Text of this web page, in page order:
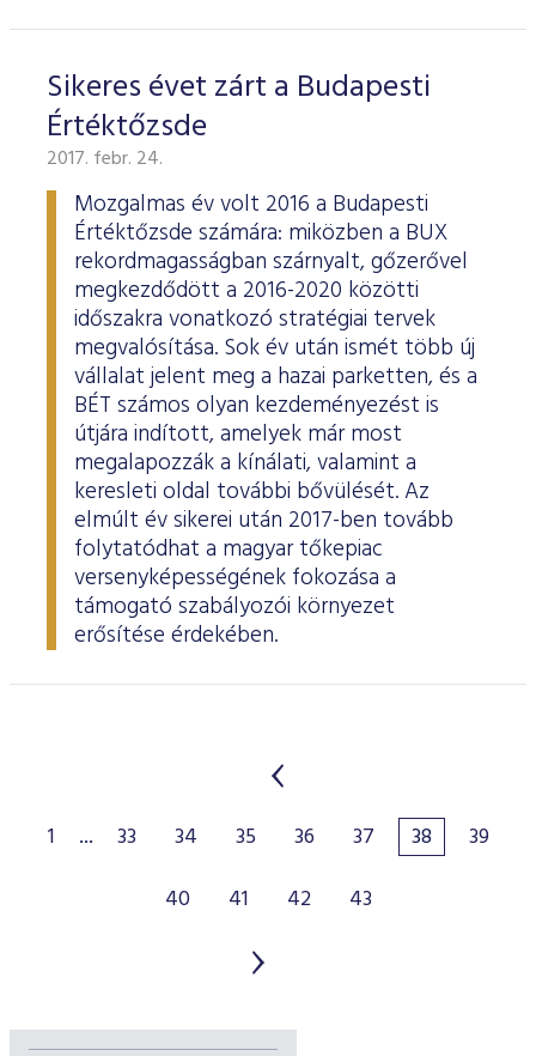
Sikeres évet zárt a Budapesti
Értéktőzsde
2017. febr. 24.
Mozgalmas év volt 2016 a Budapesti
Értéktőzsde számára: miközben a BUX
rekordmagasságban szárnyalt, gőzerővel
megkezdődött a 2016-2020 közötti
időszakra vonatkozó stratégiai tervek
megvalósítása. Sok év után ismét több új
vállalat jelent meg a hazai parketten, és a
BÉT számos olyan kezdeményezést is
útjára indított, amelyek már most
megalapozzák a kínálati, valamint a
keresleti oldal további bővülését. Az
elmúlt év sikerei után 2017-ben tovább
folytatódhat a magyar tőkepiac
versenyképességének fokozása a
támogató szabályozói környezet
erősítése érdekében.
1 ... 33 34 35 36 37 38
39
40
41 42 43